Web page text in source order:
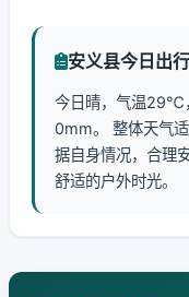
安义县今日出行
今日晴，气温29℃
0mm。 整体天气
据自身情况，合理
舒适的户外时光。